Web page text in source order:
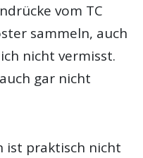
vom TC
sammeln, auch
nicht vermisst.
gar nicht
ist praktisch nicht